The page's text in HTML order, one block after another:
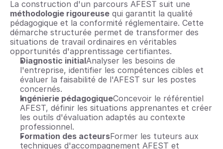
méthodologie rigoureuse qui garantit la qualité
pédagogique et la conformité réglementaire. Cette
démarche structurée permet de transformer des
situations de travail ordinaires en véritables
opportunités d'apprentissage certifiantes.
Diagnostic initialAnalyser les besoins de
l'entreprise, identifier les compétences cibles et
évaluer la faisabilité de l'AFEST sur les postes
concernés.
Ingénierie pédagogiqueConcevoir le référentiel
AFEST, définir les situations apprenantes et créer
les outils d'évaluation adaptés au contexte
professionnel.
Formation des acteursFormer les tuteurs aux
techniques d'accompagnement AFEST et